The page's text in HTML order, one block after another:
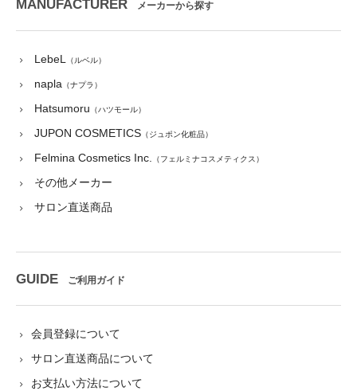
MANUFACTURER メーカーから探す
LebeL （ルベル）
napla （ナプラ）
Hatsumoru （ハツモール）
JUPON COSMETICS （ジュポン化粧品）
Felmina Cosmetics Inc. （フェルミナコスメティクス）
その他メーカー
サロン直送商品
GUIDE ご利用ガイド
会員登録について
サロン直送商品について
お支払い方法について